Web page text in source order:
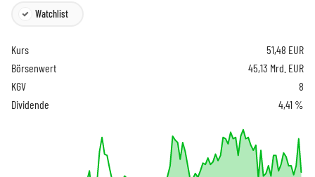
Watchlist
Kurs 51,48 EUR
Börsenwert
45,13 Mrd. EUR
KGV
8
Dividende
4,41 %